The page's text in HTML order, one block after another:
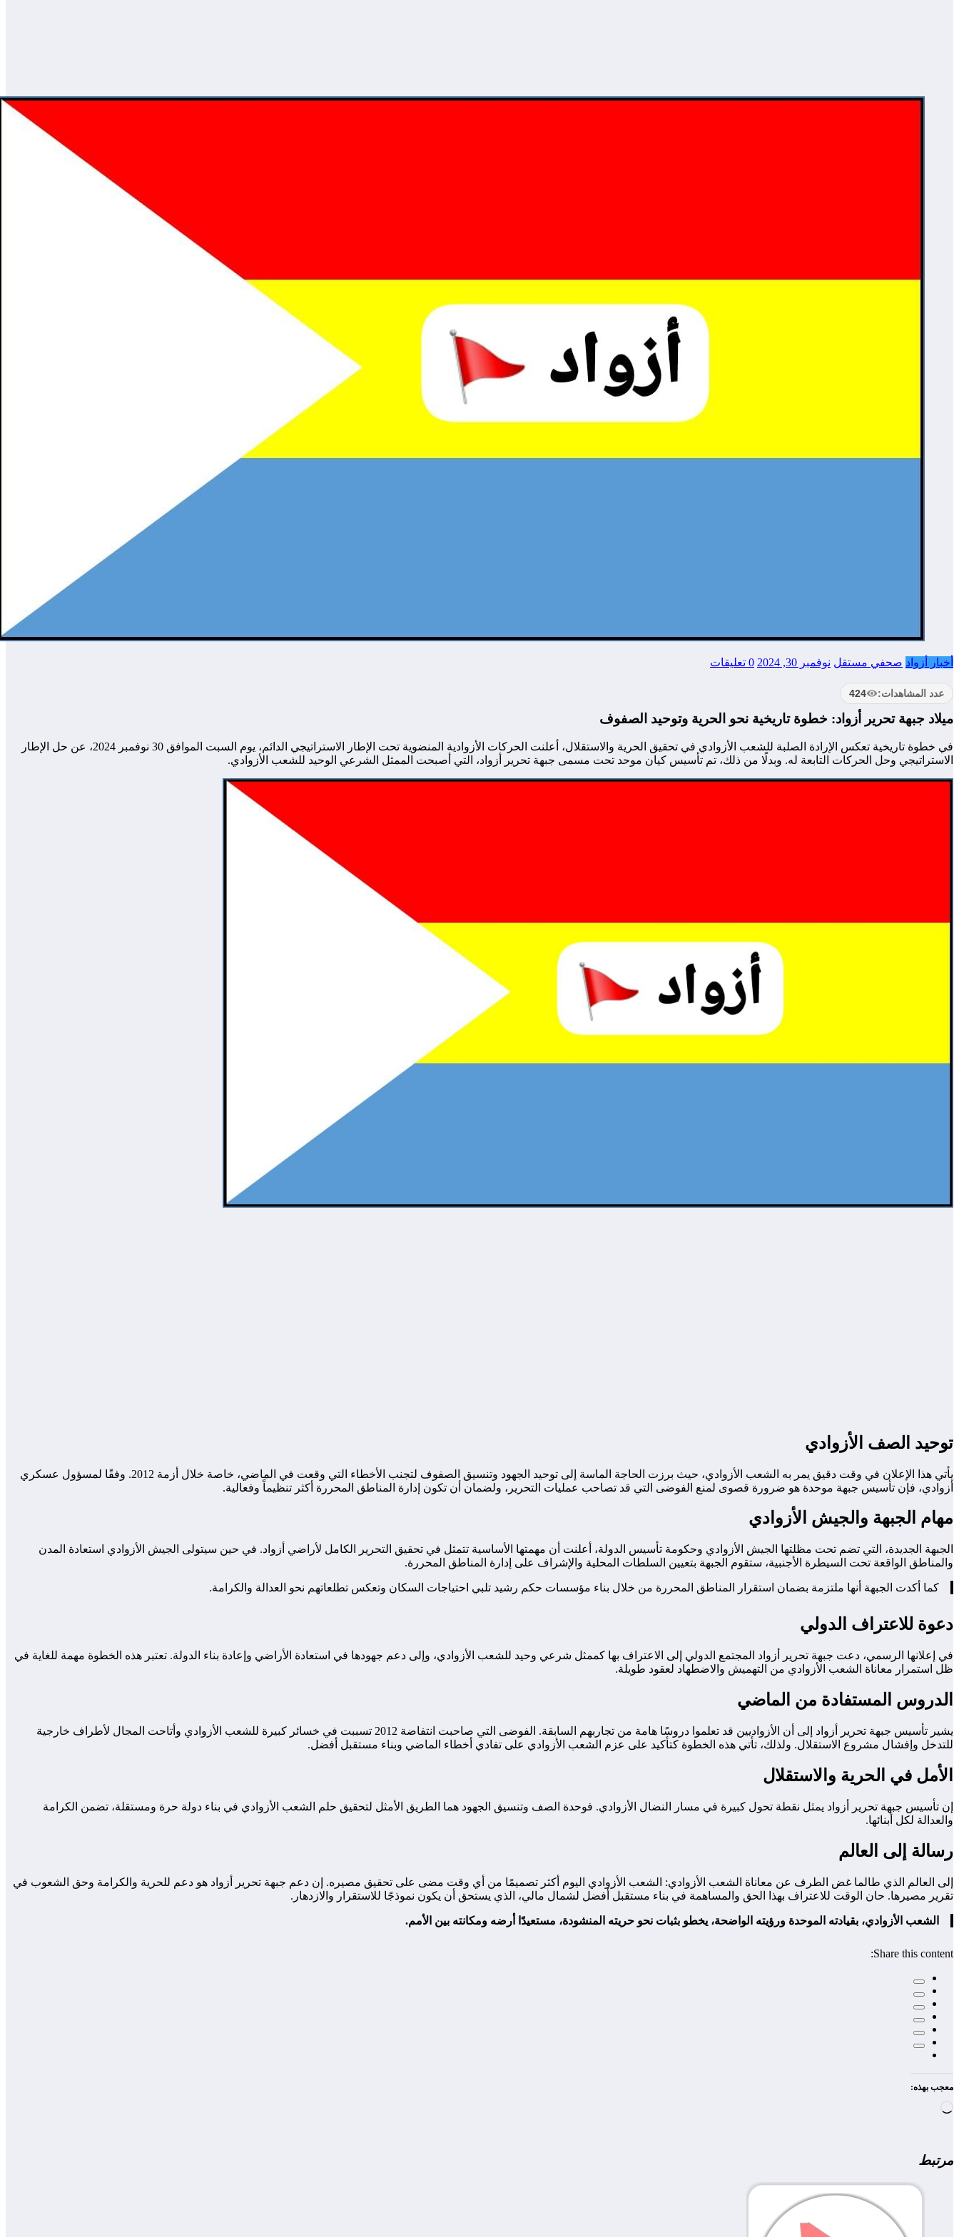
أخبار أزواد صحفي مستقل نوفمبر 30, 2024 0 تعليقات
عدد المشاهدات: 424
ميلاد جبهة تحرير أزواد: خطوة تاريخية نحو الحرية وتوحيد الصفوف
في خطوة تاريخية تعكس الإرادة الصلبة للشعب الأزوادي في تحقيق الحرية والاستقلال، أعلنت الحركات الأزوادية المنضوية تحت الإطار الاستراتيجي الدائم، يوم السبت الموافق 30 نوفمبر 2024، عن حل الإطار
الاستراتيجي وحل الحركات التابعة له. وبدلًا من ذلك، تم تأسيس كيان موحد تحت مسمى جبهة تحرير أزواد، التي أصبحت الممثل الشرعي الوحيد للشعب الأزوادي.
توحيد الصف الأزوادي
يأتي هذا الإعلان في وقت دقيق يمر به الشعب الأزوادي، حيث برزت الحاجة الماسة إلى توحيد الجهود وتنسيق الصفوف لتجنب الأخطاء التي وقعت في الماضي، خاصة خلال أزمة 2012. وفقًا لمسؤول عسكري
أزوادي، فإن تأسيس جبهة موحدة هو ضرورة قصوى لمنع الفوضى التي قد تصاحب عمليات التحرير، ولضمان أن تكون إدارة المناطق المحررة أكثر تنظيماً وفعالية.
مهام الجبهة والجيش الأزوادي
الجبهة الجديدة، التي تضم تحت مظلتها الجيش الأزوادي وحكومة تأسيس الدولة، أعلنت أن مهمتها الأساسية تتمثل في تحقيق التحرير الكامل لأراضي أزواد. في حين سيتولى الجيش الأزوادي استعادة المدن
والمناطق الواقعة تحت السيطرة الأجنبية، ستقوم الجبهة بتعيين السلطات المحلية والإشراف على إدارة المناطق المحررة.
كما أكدت الجبهة أنها ملتزمة بضمان استقرار المناطق المحررة من خلال بناء مؤسسات حكم رشيد تلبي احتياجات السكان وتعكس تطلعاتهم نحو العدالة والكرامة.
دعوة للاعتراف الدولي
في إعلانها الرسمي، دعت جبهة تحرير أزواد المجتمع الدولي إلى الاعتراف بها كممثل شرعي وحيد للشعب الأزوادي، وإلى دعم جهودها في استعادة الأراضي وإعادة بناء الدولة. تعتبر هذه الخطوة مهمة للغاية في
ظل استمرار معاناة الشعب الأزوادي من التهميش والاضطهاد لعقود طويلة.
الدروس المستفادة من الماضي
يشير تأسيس جبهة تحرير أزواد إلى أن الأزواديين قد تعلموا دروسًا هامة من تجاربهم السابقة. الفوضى التي صاحبت انتفاضة 2012 تسببت في خسائر كبيرة للشعب الأزوادي وأتاحت المجال لأطراف خارجية
للتدخل وإفشال مشروع الاستقلال. ولذلك، تأتي هذه الخطوة كتأكيد على عزم الشعب الأزوادي على تفادي أخطاء الماضي وبناء مستقبل أفضل.
الأمل في الحرية والاستقلال
إن تأسيس جبهة تحرير أزواد يمثل نقطة تحول كبيرة في مسار النضال الأزوادي. فوحدة الصف وتنسيق الجهود هما الطريق الأمثل لتحقيق حلم الشعب الأزوادي في بناء دولة حرة ومستقلة، تضمن الكرامة
والعدالة لكل أبنائها.
رسالة إلى العالم
إلى العالم الذي طالما غض الطرف عن معاناة الشعب الأزوادي: الشعب الأزوادي اليوم أكثر تصميمًا من أي وقت مضى على تحقيق مصيره. إن دعم جبهة تحرير أزواد هو دعم للحرية والكرامة وحق الشعوب في
تقرير مصيرها. حان الوقت للاعتراف بهذا الحق والمساهمة في بناء مستقبل أفضل لشمال مالي، الذي يستحق أن يكون نموذجًا للاستقرار والازدهار.
الشعب الأزوادي، بقيادته الموحدة ورؤيته الواضحة، يخطو بثبات نحو حريته المنشودة، مستعيدًا أرضه ومكانته بين الأمم.
Share this content:
معجب بهذه:
مرتبط